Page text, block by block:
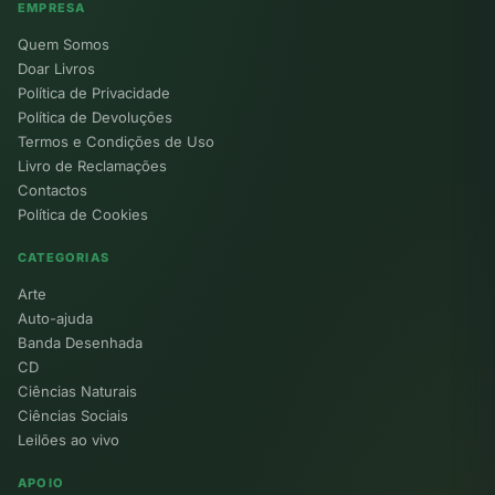
EMPRESA
Quem Somos
Doar Livros
Política de Privacidade
Política de Devoluções
Termos e Condições de Uso
Livro de Reclamações
Contactos
Política de Cookies
CATEGORIAS
Arte
Auto-ajuda
Banda Desenhada
CD
Ciências Naturais
Ciências Sociais
Leilões ao vivo
APOIO